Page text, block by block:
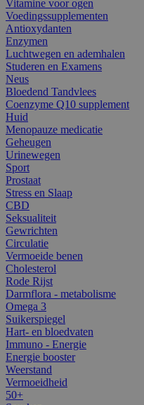
Vitamine voor ogen
Voedingssupplementen
Antioxydanten
Enzymen
Luchtwegen en ademhalen
Studeren en Examens
Neus
Bloedend Tandvlees
Coenzyme Q10 supplement
Huid
Menopauze medicatie
Geheugen
Urinewegen
Sport
Prostaat
Stress en Slaap
CBD
Seksualiteit
Gewrichten
Circulatie
Vermoeide benen
Cholesterol
Rode Rijst
Darmflora - metabolisme
Omega 3
Suikerspiegel
Hart- en bloedvaten
Immuno - Energie
Energie booster
Weerstand
Vermoeidheid
50+